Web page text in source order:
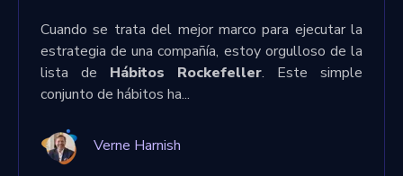
Cuando se trata del mejor marco para ejecutar la
estrategia de una compañía, estoy orgulloso de la
lista de Hábitos Rockefeller. Este simple
conjunto de hábitos ha...
Verne Harnish